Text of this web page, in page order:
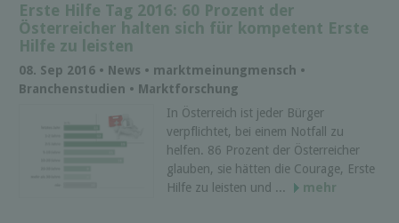
Erste Hilfe Tag 2016: 60 Prozent der
Österreicher halten sich für kompetent Erste
Hilfe zu leisten
08. Sep 2016 • News • marktmeinungmensch •
Branchenstudien • Marktforschung
In Österreich ist jeder Bürger
verpflichtet, bei einem Notfall zu
helfen. 86 Prozent der Österreicher
glauben, sie hätten die Courage, Erste
Hilfe zu leisten und ...
mehr